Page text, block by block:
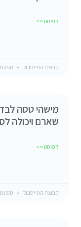
לפוסט >>
קבוצת הפייסבוק ספטמבר
מישהי טסה
שארם ויכולה
לפוסט >>
קבוצת הפייסבוק ספטמבר